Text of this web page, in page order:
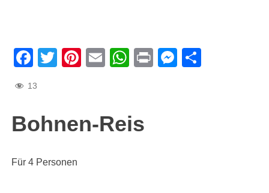
Facebook
TwitterPinterest
EmailWhatsApp
Print
13
Bohnen-Reis
Für 4 Personen